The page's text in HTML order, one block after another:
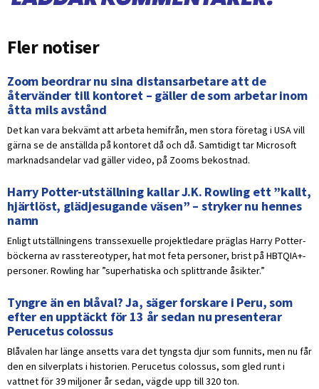
Fler notiser
Zoom beordrar nu sina distansarbetare att de
återvänder till kontoret – gäller de som arbetar inom
åtta mils avstånd
Det kan vara bekvämt att arbeta hemifrån, men stora företag i USA vill
gärna se de anställda på kontoret då och då. Samtidigt tar Microsoft
marknadsandelar vad gäller video, på Zooms bekostnad.
Harry Potter-utställning kallar J.K. Rowling ett ”kallt,
hjärtlöst, glädjesugande väsen” – stryker nu hennes
namn
Enligt utställningens transsexuelle projektledare präglas Harry Potter-
böckerna av rasstereotyper, hat mot feta personer, brist på HBTQIA+-
personer. Rowling har ”superhatiska och splittrande åsikter.”
Tyngre än en blåval? Ja, säger forskare i Peru, som
efter en upptäckt för 13 år sedan nu presenterar
Perucetus colossus
Blåvalen har länge ansetts vara det tyngsta djur som funnits, men nu får
den en silverplats i historien. Perucetus colossus, som gled runt i
vattnet för 39 miljoner år sedan, vägde upp till 320 ton.